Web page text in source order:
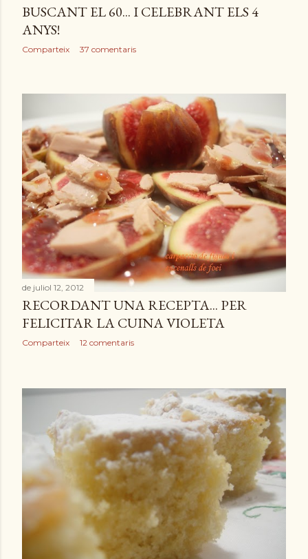
BUSCANT EL 60... I CELEBRANT ELS 4
ANYS!
Comparteix 37 comentaris
de juliol 12, 2012
RECORDANT UNA RECEPTA... PER
FELICITAR LA CUINA VIOLETA
Comparteix 12 comentaris